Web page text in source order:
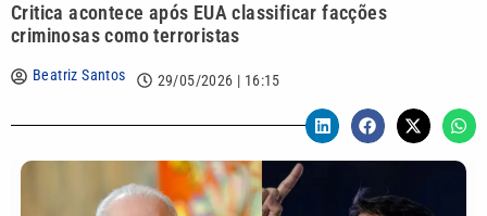
Critica acontece após EUA classificar facções
criminosas como terroristas
Beatriz Santos 29/05/2026 | 16:15